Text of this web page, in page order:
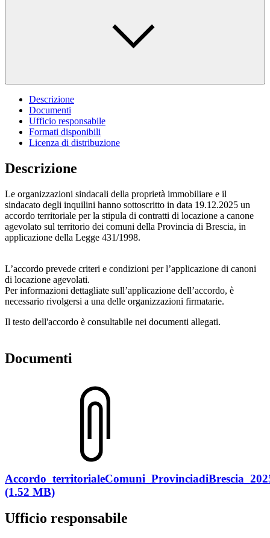
Descrizione
Documenti
Ufficio responsabile
Formati disponibili
Licenza di distribuzione
Descrizione
Le organizzazioni sindacali della proprietà immobiliare e il
sindacato degli inquilini hanno sottoscritto in data 19.12.2025 un
accordo territoriale per la stipula di contratti di locazione a canone
agevolato sul territorio dei comuni della Provincia di Brescia, in
applicazione della Legge 431/1998.
L’accordo prevede criteri e condizioni per l’applicazione di canoni
di locazione agevolati.
Per informazioni dettagliate sull’applicazione dell’accordo, è
necessario rivolgersi a una delle organizzazioni firmatarie.
Il testo dell'accordo è consultabile nei documenti allegati.
Documenti
(1.52 MB)
Ufficio responsabile